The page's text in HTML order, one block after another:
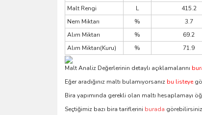
Malt Rengi
L
415.2
Nem Miktarı
%
3.7
Alım Miktarı
%
69.2
Alım Miktarı(Kuru)
% 71.9
Malt Analiz Değerlerinin detaylı açıklamalarını
Eğer aradığınız maltı bulamıyorsanız bu listeye
Bira yapımında gerekli olan maltı hesaplamayı
Seçtiğimiz bazı bira tariflerini burada